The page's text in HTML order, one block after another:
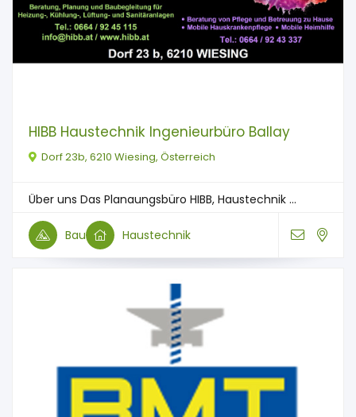
HIBB Haustechnik Ingenieurbüro Ballay
Dorf 23b, 6210 Wiesing, Österreich
Über uns Das Planaungsbüro HIBB, Haustechnik ...
Bau Haustechnik